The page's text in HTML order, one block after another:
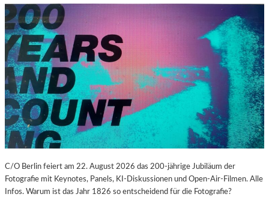
C/O Berlin feiert am 22. August 2026 das 200-jährige Jubiläum der
Fotografie mit Keynotes, Panels, KI-Diskussionen und Open-Air-Filmen. Alle
Infos. Warum ist das Jahr 1826 so entscheidend für die Fotografie?